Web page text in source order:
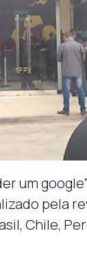
um
pela
Chile,